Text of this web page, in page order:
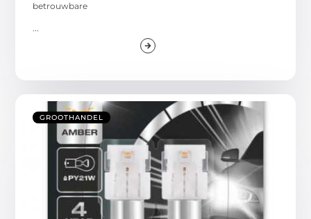
betrouwbare
GROOTHANDEL